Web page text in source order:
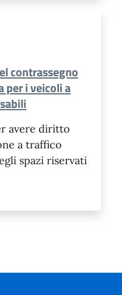
contrassegno
per i veicoli a
avere diritto
a traffico
spazi riservati